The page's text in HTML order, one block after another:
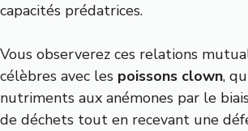
capacités prédatrices.
Vous observerez ces relations
célèbres avec les poissons clown,
nutriments aux anémones par le
de déchets tout en recevant une